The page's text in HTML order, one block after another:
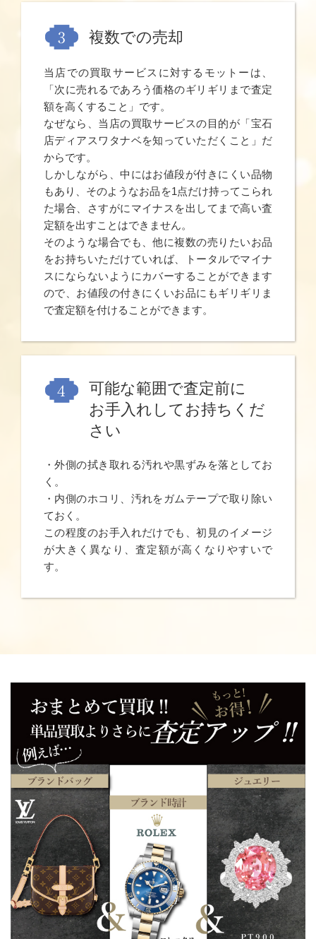
複数での売却
当店での買取サービスに対するモットーは、
「次に売れるであろう価格のギリギリまで査定
額を高くすること」です。
なぜなら、当店の買取サービスの目的が「宝石
店ディアスワタナベを知っていただくこと」だ
からです。
しかしながら、中にはお値段が付きにくい品物
もあり、そのようなお品を1点だけ持ってこられ
た場合、さすがにマイナスを出してまで高い査
定額を出すことはできません。
そのような場合でも、他に複数の売りたいお品
をお持ちいただけていれば、トータルでマイナ
スにならないようにカバーすることができます
ので、お値段の付きにくいお品にもギリギリま
で査定額を付けることができます。
可能な範囲で査定前に
お手入れしてお持ちくだ
さい
・外側の拭き取れる汚れや黒ずみを落としてお
く。
・内側のホコリ、汚れをガムテープで取り除い
ておく。
この程度のお手入れだけでも、初見のイメージ
が大きく異なり、査定額が高くなりやすいで
す。